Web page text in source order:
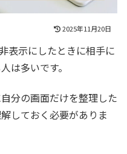
2025年11月20日
表示にしたときに相手に
は多いです。
分の画面だけを整理した
しておく必要がありま